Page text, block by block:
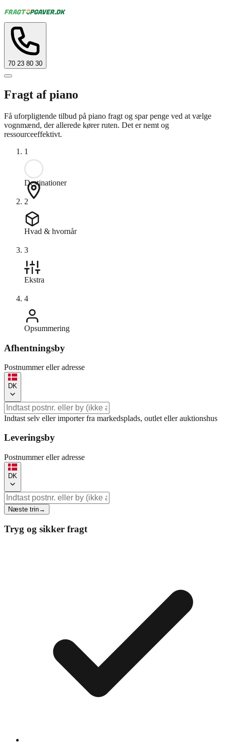
70 23 80 30
Fragt af piano
Få uforpligtende tilbud på piano fragt og spar penge ved at vælge
vognmænd, der allerede kører ruten. Det er nemt og
ressourceeffektivt.
1
Destinationer
2
Hvad & hvornår
3
Ekstra
4
Opsummering
Afhentningsby
Postnummer eller adresse
DK
Indtast selv eller importer fra markedsplads, outlet eller auktionshus
Leveringsby
Postnummer eller adresse
DK
Næste trin→
Tryg og sikker fragt